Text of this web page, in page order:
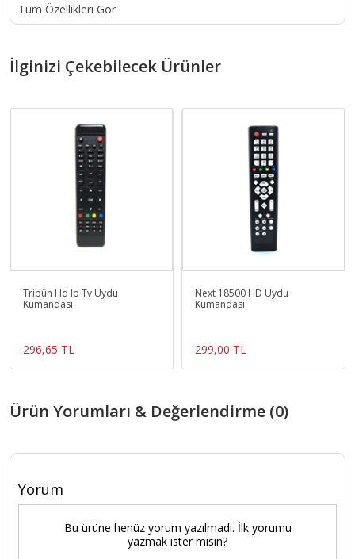
Tüm Özellikleri Gör
İlginizi Çekebilecek Ürünler
Tribün Hd Ip Tv Uydu
Kumandası
296,65 TL
Next 18500 HD Uydu
Kumandası
299,00 TL
Ürün Yorumları & Değerlendirme (0)
Yorum
Bu ürüne henüz yorum yazılmadı. İlk yorumu
yazmak ister misin?